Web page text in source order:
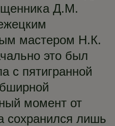
Д.М.
мастером Н.К.
это был
с пятигранной
момент от
сохранился лишь